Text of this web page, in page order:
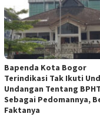
Bapenda Kota Bogor
Terindikasi Tak Ikuti
Undangan Tentang
Sebagai Pedomannya,
Faktanya